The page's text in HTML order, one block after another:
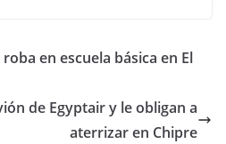
en escuela básica en El
de Egyptair y le obligan a
aterrizar en Chipre